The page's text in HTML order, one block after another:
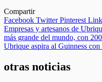
Compartir
Facebook TwitterPinterest
Navegación
de
Empresas y artesanos de
más grande del mundo, con
Ubrique aspira al Guinness
otras noticias